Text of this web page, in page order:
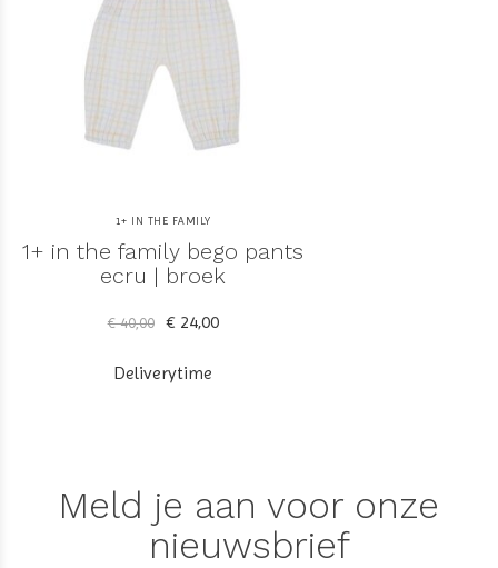
1+ IN THE FAMILY
1+ in the family bego pants
ecru | broek
€ 40,00 € 24,00
Deliverytime
Meld je aan voor onze
nieuwsbrief